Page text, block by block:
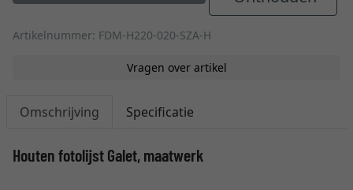
Artikelnummer: FDM-H220-020-SZA-H
Vragen over artikel
Omschrijving Specificatie
Houten fotolijst Galet, maatwerk